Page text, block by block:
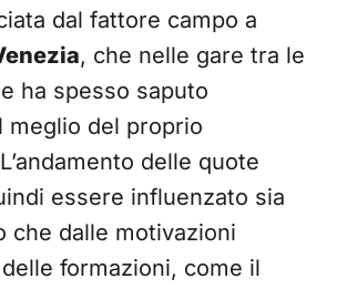
dal fattore campo a
, che nelle gare tra le
ha spesso saputo
meglio del proprio
delle quote
essere influenzato sia
che dalle motivazioni
formazioni, come il